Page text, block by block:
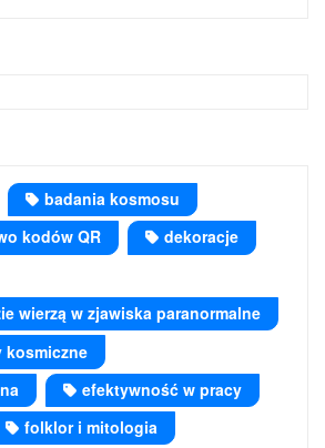
badania kosmosu
kodów QR
dekoracje
wierzą w zjawiska paranormalne
kosmiczne
efektywność w pracy
folklor i mitologia